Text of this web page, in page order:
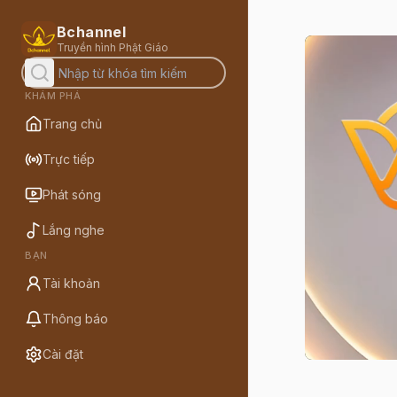
Bchannel
Truyền hình Phật Giáo
KHÁM PHÁ
Trang chủ
Trực tiếp
Phát sóng
Lắng nghe
BẠN
Tài khoản
Thông báo
Cài đặt